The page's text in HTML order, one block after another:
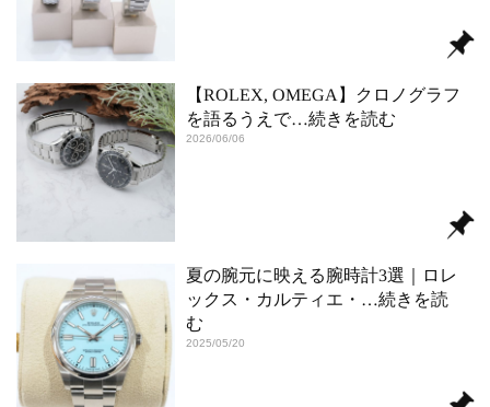
【ROLEX, OMEGA】クロノグラフ
を語るうえで…続きを読む
2026/06/06
夏の腕元に映える腕時計3選｜ロレ
ックス・カルティエ・ …続きを読
む
2025/05/20